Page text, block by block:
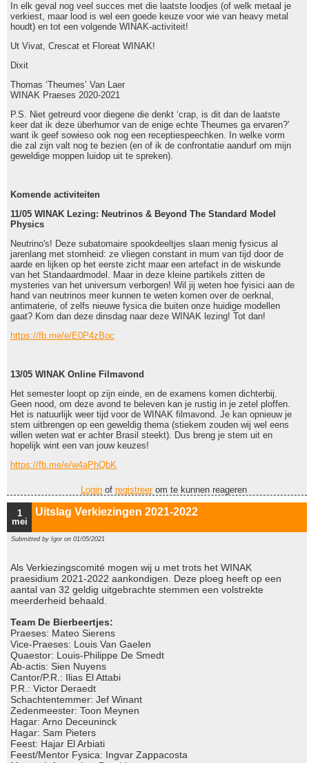
In elk geval nog veel succes met die laatste loodjes (of welk metaal je
verkiest, maar lood is wel een goede keuze voor wie van heavy metal
houdt) en tot een volgende WINAK-activiteit!
Ut Vivat, Crescat et Floreat WINAK!
Dixit
Thomas ‘Theumes’ Van Laer
WINAK Praeses 2020-2021
P.S. Niet getreurd voor diegene die denkt ‘crap, is dit dan de laatste
keer dat ik deze überhumor van de enige echte Theumes ga ervaren?’
want ik geef sowieso ook nog een receptiespeechken. In welke vorm
die zal zijn valt nog te bezien (en of ik de confrontatie aandurf om mijn
geweldige moppen luidop uit te spreken).
Komende activiteiten
11/05 WINAK Lezing: Neutrinos & Beyond The Standard Model
Physics
Neutrino's! Deze subatomaire spookdeeltjes slaan menig fysicus al
jarenlang met stomheid: ze vliegen constant in mum van tijd door de
aarde en lijken op het eerste zicht maar een artefact in de wiskunde
van het Standaardmodel. Maar in deze kleine partikels zitten de
mysteries van het universum verborgen! Wil jij weten hoe fyisici aan de
hand van neutrinos meer kunnen te weten komen over de oerknal,
antimaterie, of zelfs nieuwe fysica die buiten onze huidige modellen
gaat? Kom dan deze dinsdag naar deze WINAK lezing! Tot dan!
https://fb.me/e/E0P4zBoc
13/05 WINAK Online Filmavond
Het semester loopt op zijn einde, en de examens komen dichterbij.
Geen nood, om deze avond te beleven kan je rustig in je zetel ploffen.
Het is natuurlijk weer tijd voor de WINAK filmavond. Je kan opnieuw je
stem uitbrengen op een geweldig thema (stiekem zouden wij wel eens
willen weten wat er achter Brasil steekt). Dus breng je stem uit en
hopelijk wint een van jouw keuzes!
https://fb.me/e/w4aPhQbK
Login of registreerom te kunnen reageren
1
mei
Uitslag Verkiezingen 2021-2022
Submitted by Igoron 01/05/2021
Als Verkiezingscomité mogen wij u met trots het WINAK
praesidium 2021-2022 aankondigen. Deze ploeg heeft op een
aantal van 32 geldig uitgebrachte stemmen een volstrekte
meerderheid behaald.
Team De Bierbeertjes:
Praeses: Mateo Sierens
Vice-Praeses: Louis Van Gaelen
Quaestor: Louis-Philippe De Smedt
Ab-actis: Sien Nuyens
Cantor/P.R.: Ilias El Attabi
P.R.: Victor Deraedt
Schachtentemmer: Jef Winant
Zedenmeester: Toon Meynen
Hagar: Arno Deceuninck
Hagar: Sam Pieters
Feest: Hajar El Arbiati
Feest/Mentor Fysica: Ingvar Zappacosta